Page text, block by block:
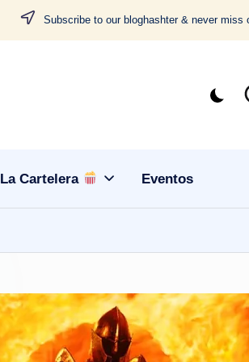
Subscribe to our bloghashter & never miss
La Cartelera Eventos